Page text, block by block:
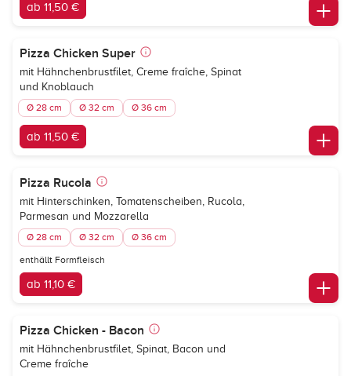
ab 11,50 €
Pizza Chicken Super
mit Hähnchenbrustfilet, Creme fraîche, Spinat
und Knoblauch
Ø 28 cm Ø 32 cm Ø 36 cm
ab 11,50 €
Pizza Rucola
mit Hinterschinken, Tomatenscheiben, Rucola,
Parmesan und Mozzarella
Ø 28 cm Ø 32 cm Ø 36 cm
enthällt Formfleisch
ab 11,10 €
Pizza Chicken - Bacon
mit Hähnchenbrustfilet, Spinat, Bacon und
Creme fraîche